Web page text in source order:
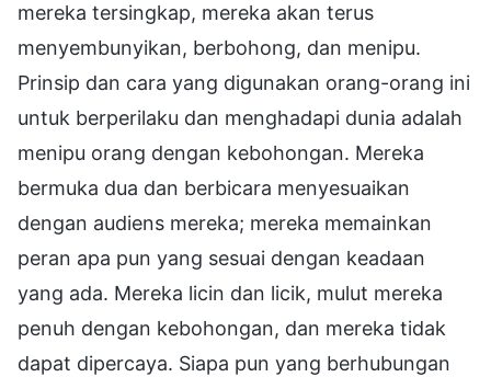
mereka tersingkap, mereka akan terus
menyembunyikan, berbohong, dan menipu.
Prinsip dan cara yang digunakan orang-orang ini
untuk berperilaku dan menghadapi dunia adalah
menipu orang dengan kebohongan. Mereka
bermuka dua dan berbicara menyesuaikan
dengan audiens mereka; mereka memainkan
peran apa pun yang sesuai dengan keadaan
yang ada. Mereka licin dan licik, mulut mereka
penuh dengan kebohongan, dan mereka tidak
dapat dipercaya. Siapa pun yang berhubungan